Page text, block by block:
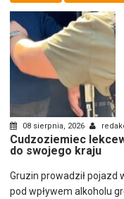
08 sierpnia, 2026
Cudzoziemiec
do swojego kraju
Gruzin prowadził pojazd
pod wpływem alkoholu